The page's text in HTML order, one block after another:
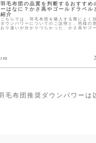
羽毛布団の品質を判断するおすすめ
ーはなに？かさ高やゴールドラベル
紹介
こちらでは、羽毛布団を購入する際によく
ダウンパワーについてのご説明と、同様の
おり違いが分かりづらかった、かさ高やゴ
毛布団推奨ダウンパワーは